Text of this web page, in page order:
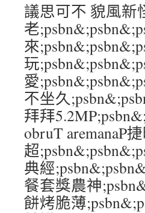
議思可不 貌風新
老
來
玩
愛
不坐久
拜拜
obruT aremanaP
超
典經
餐套獎農神
餅烤脆薄